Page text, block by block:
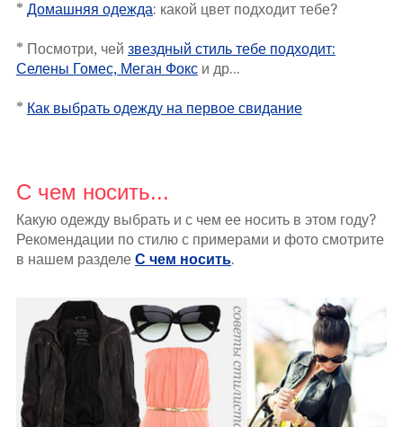
* Домашняя одежда: какой цвет подходит тебе?
* Посмотри, чей звездный стиль тебе подходит:
Селены Гомес, Меган Фокси др...
* Как выбрать одежду на первое свидание
С чем носить...
Какую одежду выбрать и с чем ее носить в этом году?
Рекомендации по стилю с примерами и фото смотрите
в нашем разделе С чем носить.